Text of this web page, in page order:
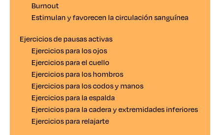
Burnout
Estimulan y favorecen la circulación sanguínea
Ejercicios de pausas activas
Ejercicios para los ojos
Ejercicios para el cuello
Ejercicios para los hombros
Ejercicios para los codos y manos
Ejercicios para la espalda
Ejercicios para la cadera y extremidades inferiores
Ejercicios para relajarte